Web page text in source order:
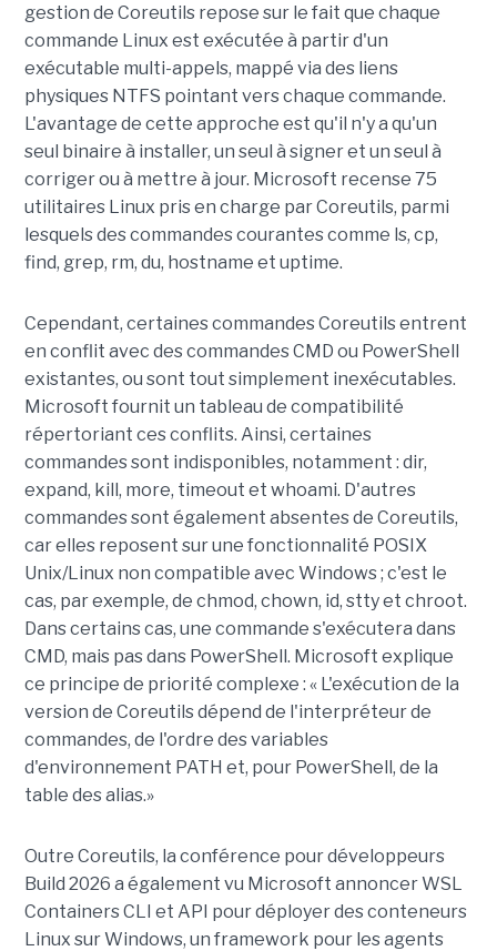
gestion de Coreutils repose sur le fait que chaque
commande Linux est exécutée à partir d'un
exécutable multi-appels, mappé via des liens
physiques NTFS pointant vers chaque commande.
L'avantage de cette approche est qu'il n'y a qu'un
seul binaire à installer, un seul à signer et un seul à
corriger ou à mettre à jour. Microsoft recense 75
utilitaires Linux pris en charge par Coreutils, parmi
lesquels des commandes courantes comme ls, cp,
find, grep, rm, du, hostname et uptime.
Cependant, certaines commandes Coreutils entrent
en conflit avec des commandes CMD ou PowerShell
existantes, ou sont tout simplement inexécutables.
Microsoft fournit un tableau de compatibilité
répertoriant ces conflits. Ainsi, certaines
commandes sont indisponibles, notamment : dir,
expand, kill, more, timeout et whoami. D'autres
commandes sont également absentes de Coreutils,
car elles reposent sur une fonctionnalité POSIX
Unix/Linux non compatible avec Windows ; c'est le
cas, par exemple, de chmod, chown, id, stty et chroot.
Dans certains cas, une commande s'exécutera dans
CMD, mais pas dans PowerShell. Microsoft explique
ce principe de priorité complexe : « L'exécution de la
version de Coreutils dépend de l'interpréteur de
commandes, de l'ordre des variables
d'environnement PATH et, pour PowerShell, de la
table des alias.»
Outre Coreutils, la conférence pour développeurs
Build 2026 a également vu Microsoft annoncer WSL
Containers CLI et API pour déployer des conteneurs
Linux sur Windows, un framework pour les agents